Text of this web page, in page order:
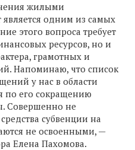
жилыми
одним из самых
этого вопроса требует
ресурсов, но и
грамотных и
Напоминаю, что список
у нас в области
по его сокращению
Совершенно не
субвенции на
не освоенными, —
Елена Пахомова.